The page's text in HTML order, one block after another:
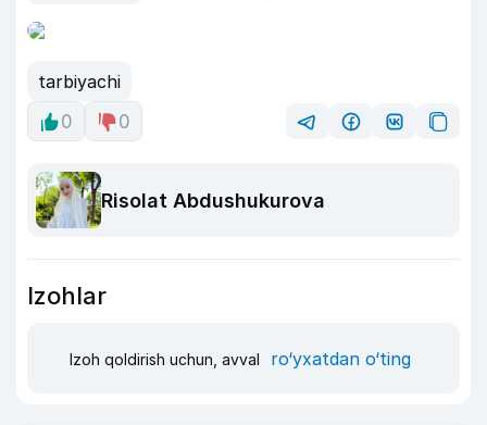
tarbiyachi
0
0
Risolat Abdushukurova
Izohlar
Izoh qoldirish uchun, avval ro‘yxatdan o‘ting